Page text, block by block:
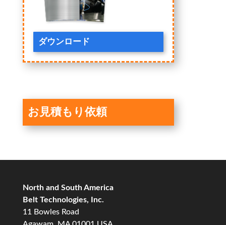
ダウンロード
お見積もり依頼
North and South America
Belt Technologies, Inc.
11 Bowles Road